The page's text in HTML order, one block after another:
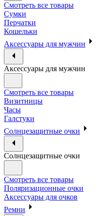
Смотреть все товары
Сумки
Перчатки
Кошельки
Аксессуары для мужчин
Аксессуары для мужчин
Смотреть все товары
Визитницы
Часы
Галстуки
Солнцезащитные очки
Солнцезащитные очки
Смотреть все товары
Поляризационные очки
Аксессуары для очков
Ремни